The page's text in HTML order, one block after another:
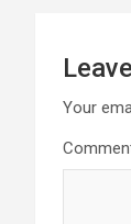
Your